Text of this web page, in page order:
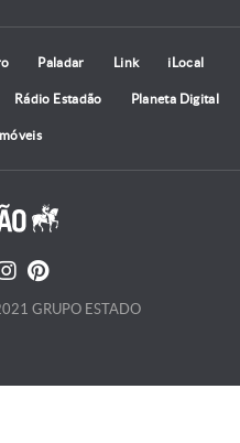
Paladar Link iLocal
Rádio Estadão Planeta Digital
GRUPO ESTADO